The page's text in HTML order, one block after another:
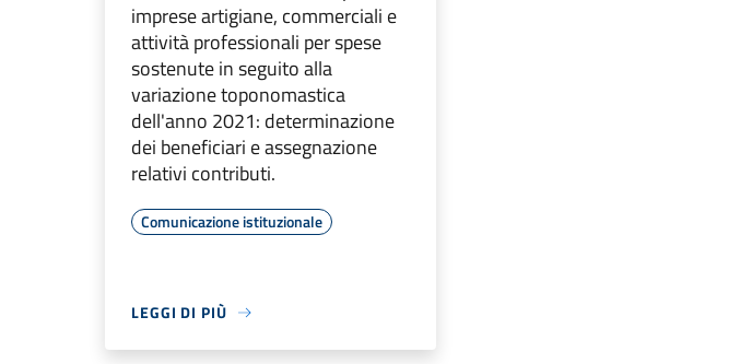
imprese artigiane, commerciali e
attività professionali per spese
sostenute in seguito alla
variazione toponomastica
dell'anno 2021: determinazione
dei beneficiari e assegnazione
relativi contributi.
Comunicazione istituzionale
LEGGI DI PIÙ